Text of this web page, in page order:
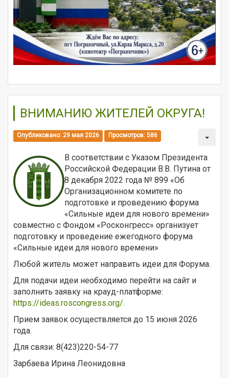
ВНИМАНИЮ ЖИТЕЛЕЙ ОКРУГА!
Опубликовано: 29 мая 2026 Просмотров: 586
В соответствии с Указом Президента
Российской Федерации В.В. Путина от
8 декабря 2022 года № 899 «Об
Организационном комитете по
подготовке и проведению форума
«Сильные идеи для нового времени»
совместно с Фондом «Росконгресс» организует
подготовку и проведение ежегодного форума
«Сильные идеи для нового времени»
Любой житель может направить идеи для Форума.
Для подачи идеи необходимо перейти на сайт и
заполнить заявку на крауд-платформе:
https://ideas.roscongress.org/.
Прием заявок осуществляется до 15 июня 2026
года.
Для связи: 8(423)220-54-77
Зарбаева Ирина Леонидовна